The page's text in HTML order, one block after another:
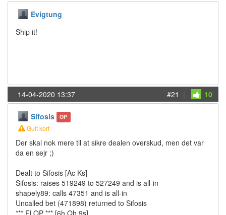
Evigtung
Ship it!
14-04-2020 13:37 #21 | 10
Sifosis OP
Gult kort
Der skal nok mere til at sikre dealen overskud, men det var
da en sejr ;)
Dealt to Sifosis [Ac Ks]
Sifosis: raises 519249 to 527249 and is all-in
shapely89: calls 47351 and is all-in
Uncalled bet (471898) returned to Sifosis
*** FLOP *** [6h Qh 9s]